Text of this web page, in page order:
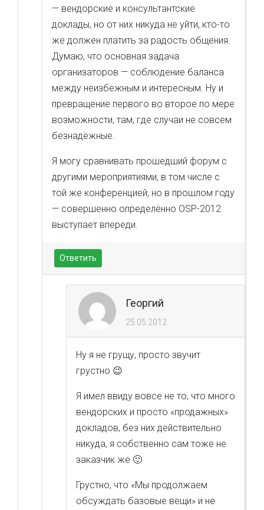
— вендорские и консультантские
доклады, но от них никуда не уйти, кто-то
же должен платить за радость общения.
Думаю, что основная задача
организаторов — соблюдение баланса
между неизбежным и интересным. Ну и
превращение первого во второе по мере
возможности, там, где случаи не совсем
безнадёжные.
Я могу сравнивать прошедший форум с
другими мероприятиями, в том числе с
той же конференцией, но в прошлом году
— совершенно определённо OSP-2012
выступает впереди.
Ответить
Георгий
25.05.2012
Ну я не грущу, просто звучит
грустно 😉
Я имел ввиду вовсе не то, что много
вендорских и просто «продажных»
докладов, без них действительно
никуда, я собственно сам тоже не
заказчик же 🙂
Грустно, что «Мы продолжаем
обсуждать базовые вещи» и не